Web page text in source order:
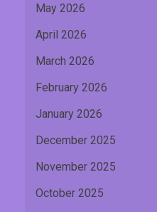
May 2026
April 2026
March 2026
February 2026
January 2026
December 2025
November 2025
October 2025